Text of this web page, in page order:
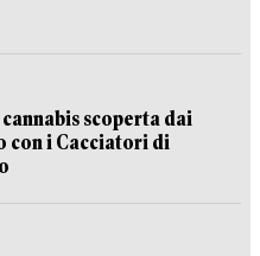
scoperta dai
con i Cacciatori di